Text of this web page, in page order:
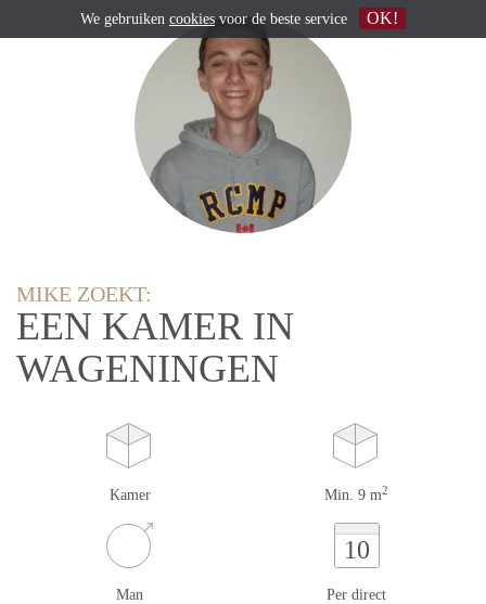
MIKE ZOEKT:
EEN KAMER IN
WAGENINGEN
Kamer Min. 9 m2
Man
10
Per direct
We gebruiken cookiesvoor de beste service OK!